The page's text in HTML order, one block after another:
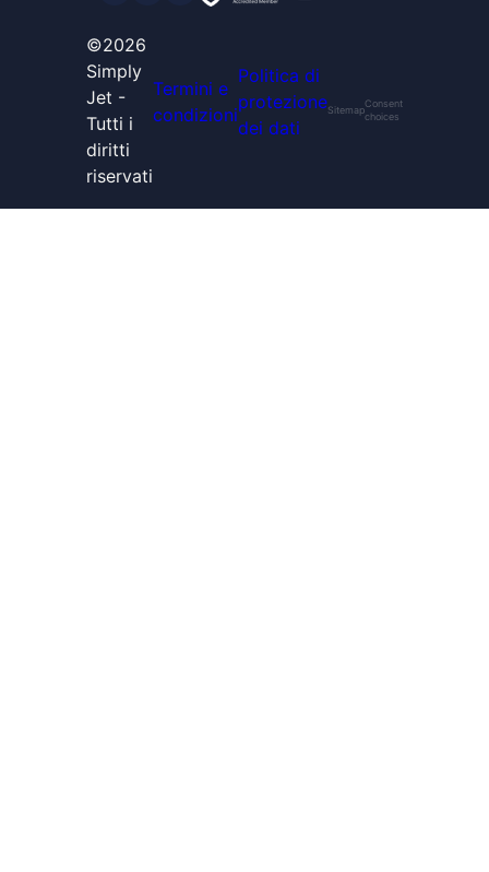
©2026
Simply
Jet -
Tutti i
diritti
riservati
Termini e
condizioni
Politica di
protezione
dei dati
Sitemap
Consent
choices